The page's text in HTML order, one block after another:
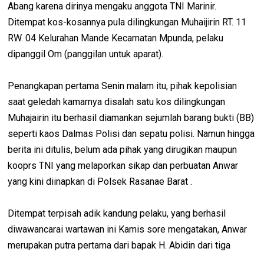
Abang karena dirinya mengaku anggota TNI Marinir.
Ditempat kos-kosannya pula dilingkungan Muhaijirin RT. 11
RW. 04 Kelurahan Mande Kecamatan Mpunda, pelaku
dipanggil Om (panggilan untuk aparat).
Penangkapan pertama Senin malam itu, pihak kepolisian
saat geledah kamarnya disalah satu kos dilingkungan
Muhajairin itu berhasil diamankan sejumlah barang bukti (BB)
seperti kaos Dalmas Polisi dan sepatu polisi. Namun hingga
berita ini ditulis, belum ada pihak yang dirugikan maupun
kooprs TNI yang melaporkan sikap dan perbuatan Anwar
yang kini diinapkan di Polsek Rasanae Barat .
Ditempat terpisah adik kandung pelaku, yang berhasil
diwawancarai wartawan ini Kamis sore mengatakan, Anwar
merupakan putra pertama dari bapak H. Abidin dari tiga